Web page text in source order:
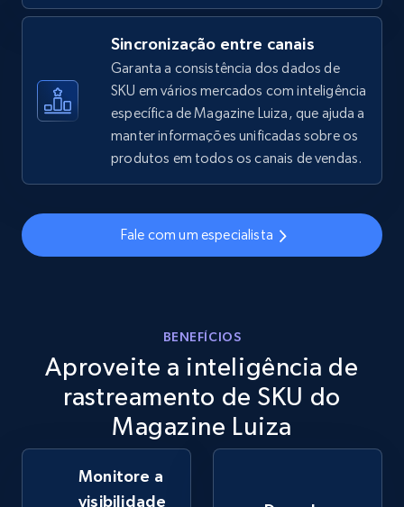
more.
359+ Comece agora
eBay - Gather data on products using
Seller reviews, Breadcrumbs, Root category, and
eBay - Collect products from shops on eBay
Seller reviews, Breadcrumbs, Root category, and
more.
2.5K+ 359+
Sincronização entre canais
Garanta a consistência dos dados de
SKU em vários mercados com inteligência
específica de Magazine Luiza, que ajuda a
manter informações unificadas sobre os
produtos em todos os canais de vendas.
Fale com um especialista
BENEFÍCIOS
Aproveite a inteligência de
rastreamento de SKU do
Magazine Luiza
Monitore a
visibilidade